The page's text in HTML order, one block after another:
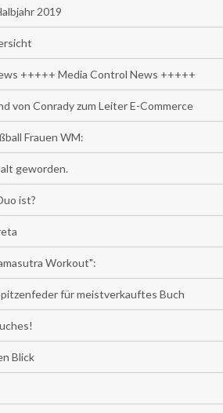
2019
+++++ Media Control News +++++
von Conrady zum Leiter E-Commerce
Frauen WM:
geworden.
ist?
Workout":
für meistverkauftes Buch
Blick